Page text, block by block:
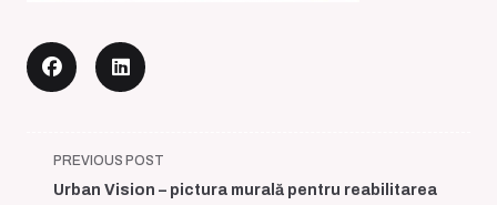
<span
class="nav-
PREVIOUS POST
Urban Vision – pictura murală pentru reabilitarea